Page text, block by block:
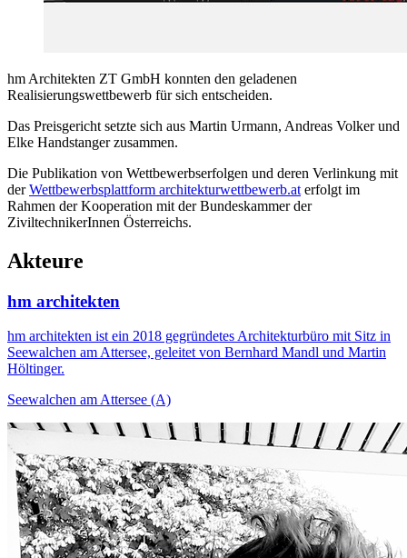
hm Architekten ZT GmbH konnten den geladenen
Realisierungswettbewerb für sich entscheiden.
Das Preisgericht setzte sich aus Martin Urmann, Andreas Volker und
Elke Handstanger zusammen.
Die Publikation von Wettbewerbserfolgen und deren Verlinkung mit
derWettbewerbsplattform architekturwettbewerb.at erfolgt im
Rahmen der Kooperation mit der Bundeskammer der
ZiviltechnikerInnen Österreichs.
Akteure
hm architekten
hm architekten ist ein 2018 gegründetes Architekturbüro mit Sitz in
Seewalchen am Attersee, geleitet von Bernhard Mandl und Martin
Höltinger.
Seewalchen am Attersee (A)